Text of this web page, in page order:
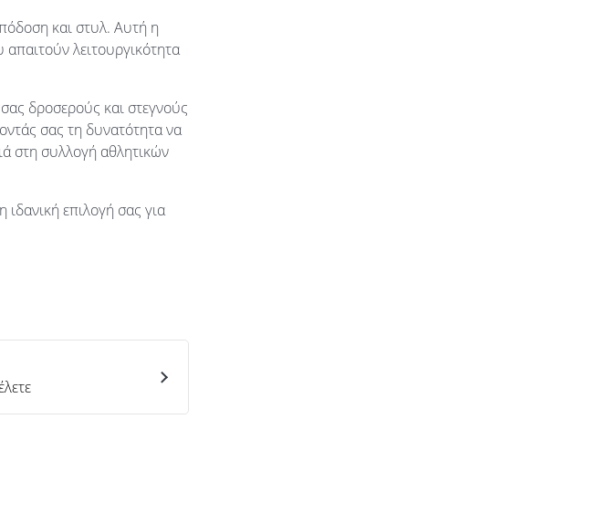
και στυλ. Αυτή η
λειτουργικότητα
δροσερούς και στεγνούς
σας τη δυνατότητα να
στη συλλογή αθλητικών
ιδανική επιλογή σας για